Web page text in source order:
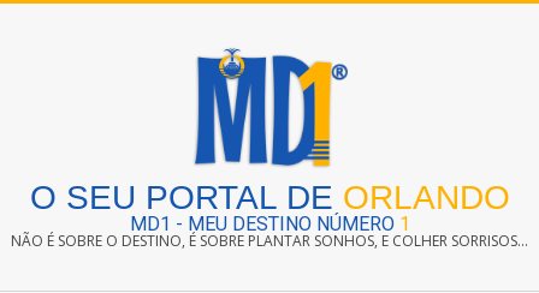
O SEU PORTAL DE ORLANDO
MD1 - MEU DESTINO NÚMERO 1
NÃO É SOBRE O DESTINO, É SOBRE PLANTAR SONHOS, E COLHER SORRISOS...